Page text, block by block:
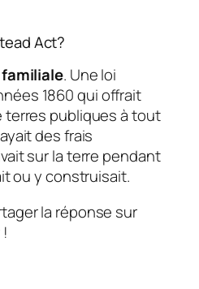
Act?
. Une loi
1860 qui offrait
terres publiques à tout
des frais
sur la terre pendant
ou y construisait.
la réponse sur